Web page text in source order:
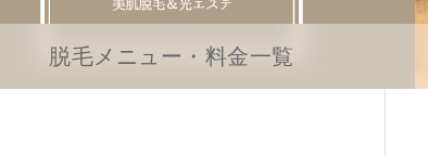
脱毛メニュー・料金一覧